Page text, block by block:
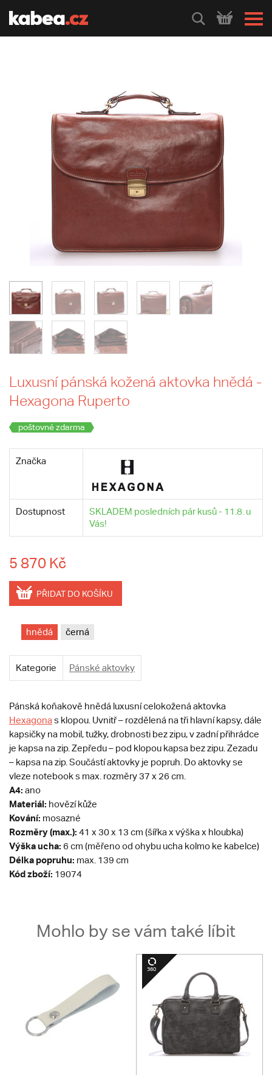
HLEDEJ
Luxusní pánská kožená aktovka hnědá -
Hexagona Ruperto
poštovné zdarma
Značka
Dostupnost
SKLADEM posledních pár kusů - 11.8. u
Vás!
5 870 Kč
PŘIDAT DO KOŠÍKU
hnědá černá
Kategorie Pánské aktovky
Pánská koňakově hnědá luxusní celokožená aktovka
Hexagona s klopou. Uvnitř – rozdělená na tři hlavní kapsy, dále
kapsičky na mobil, tužky, drobnosti bez zipu, v zadní přihrádce
je kapsa na zip. Zepředu – pod klopou kapsa bez zipu. Zezadu
– kapsa na zip. Součástí aktovky je popruh. Do aktovky se
vleze notebook s max. rozměry 37 x 26 cm.
A4: ano
Materiál: hovězí kůže
Kování: mosazné
Rozměry (max.): 41 x 30 x 13 cm (šířka x výška x hloubka)
Výška ucha: 6 cm (měřeno od ohybu ucha kolmo ke kabelce)
Délka popruhu: max. 139 cm
Kód zboží: 19074
Mohlo by se vám také líbit